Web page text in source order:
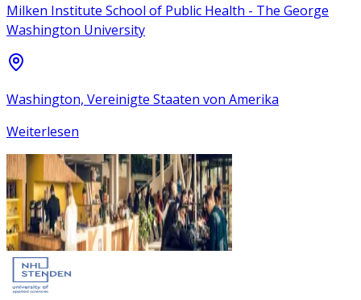
Milken Institute School of Public Health - The George
Washington University
Washington, Vereinigte Staaten von Amerika
Weiterlesen